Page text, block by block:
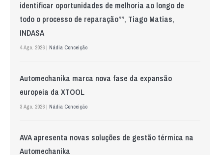
identificar oportunidades de melhoria ao longo de
todo o processo de reparação””, Tiago Matias,
INDASA
4 Ago. 2026 | Nádia Conceição
Automechanika marca nova fase da expansão
europeia da XTOOL
3 Ago. 2026 | Nádia Conceição
AVA apresenta novas soluções de gestão térmica na
Automechanika